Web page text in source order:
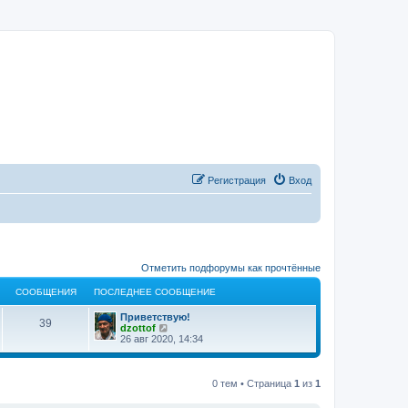
Вход
Регистрация
Отметить подфорумы как прочтённые
СООБЩЕНИЯ ПОСЛЕДНЕЕ СООБЩЕНИЕ
39
Приветствую!
dzottof
е
е
26 авг 2020, 14:34
0 тем • Страница 1 из 1